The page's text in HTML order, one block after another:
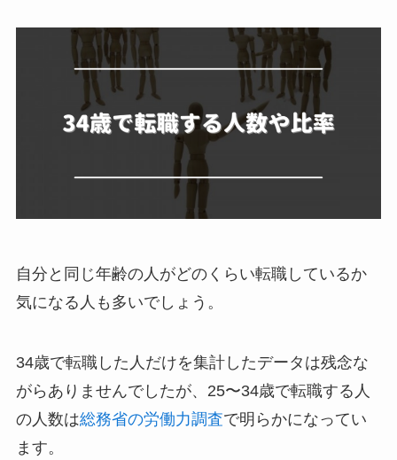
自分と同じ年齢の人がどのくらい転職しているか
気になる人も多いでしょう。
34歳で転職した人だけを集計したデータは残念な
がらありませんでしたが、25〜34歳で転職する人
の人数は総務省の労働力調査で明らかになってい
ます。